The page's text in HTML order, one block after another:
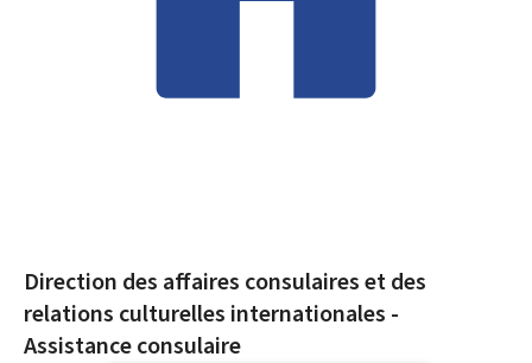
Direction des affaires consulaires et des
relations culturelles internationales -
Assistance consulaire